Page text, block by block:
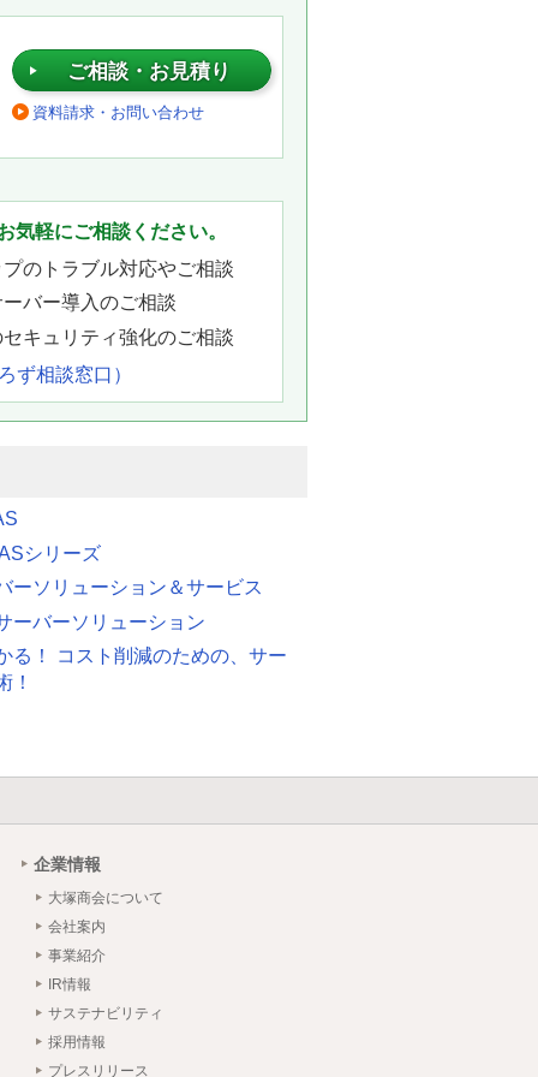
ご相談・お見積り
資料請求・お問い合わせ
気軽にご相談ください。
のトラブル対応やご相談
バー導入のご相談
キュリティ強化のご相談
ず相談窓口）
シリーズ
ーソリューション＆サービス
ーバーソリューション
る！ コスト削減のための、サー
！
企業情報
大塚商会について
会社案内
事業紹介
IR情報
サステナビリティ
採用情報
プレスリリース